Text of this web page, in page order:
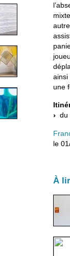
une
du
le
À